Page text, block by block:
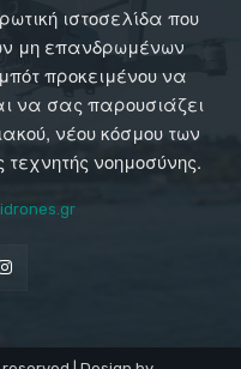
ιστοσελίδα που
μη επανδρωμένων
προκειμένου να
να σας παρουσιάζει
νέου κόσμου των
τεχνητής νοημοσύνης.